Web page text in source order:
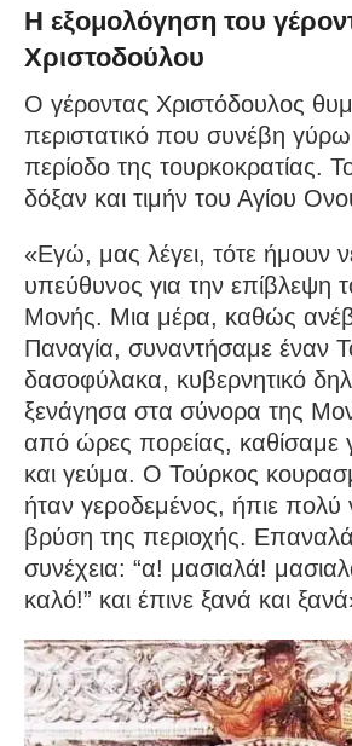
Η εξομολόγηση του
Χριστοδούλου
Ο γέροντας Χριστόδουλος
περιστατικό που συνέβη
περίοδο της τουρκοκρατίας.
δόξαν και τιμήν του Αγίου
«Εγώ, μας λέγει, τότε ήμουν
υπεύθυνος για την επίβλεψη
Μονής. Μια μέρα, καθώς
Παναγία, συναντήσαμε έναν
δασοφύλακα, κυβερνητικό
ξενάγησα στα σύνορα της
από ώρες πορείας, καθίσαμε
και γεύμα. Ο Τούρκος
ήταν γεροδεμένος, ήπιε
βρύση της περιοχής.
συνέχεια: “α! μασιαλά!
καλό!” και έπινε ξανά και